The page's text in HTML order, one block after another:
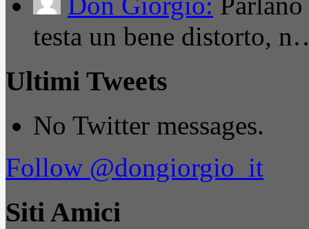
testa un bene distorto,
Ultimi Tweets
No Twitter messages.
Follow @dongiorgio_it
Siti Amici